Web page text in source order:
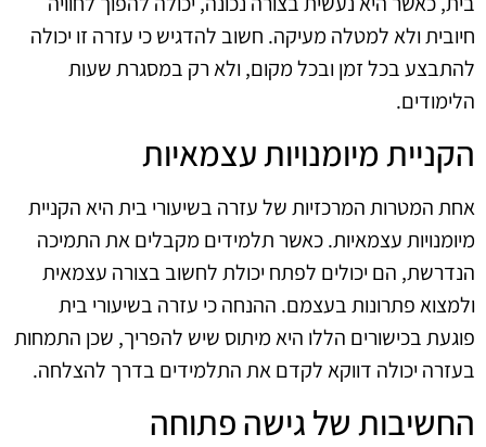
חיובית ולא למטלה מעיקה. חשוב להדגיש כי עזרה זו יכולה
להתבצע בכל זמן ובכל מקום, ולא רק במסגרת שעות
הלימודים.
הקניית מיומנויות עצמאיות
אחת המטרות המרכזיות של עזרה בשיעורי בית היא הקניית
מיומנויות עצמאיות. כאשר תלמידים מקבלים את התמיכה
הנדרשת, הם יכולים לפתח יכולת לחשוב בצורה עצמאית
ולמצוא פתרונות בעצמם. ההנחה כי עזרה בשיעורי בית
פוגעת בכישורים הללו היא מיתוס שיש להפריך, שכן התמחות
בעזרה יכולה דווקא לקדם את התלמידים בדרך להצלחה.
החשיבות של גישה פתוחה